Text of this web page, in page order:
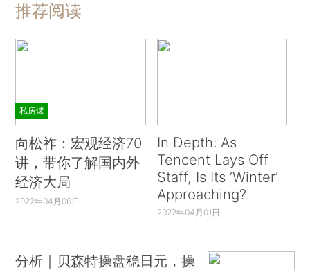
推荐阅读
私房课
向松祚：宏观经济70
讲，带你了解国内外
经济大局
2022年04月06日
In Depth: As
Tencent Lays Off
Staff, Is Its ‘Winter’
Approaching?
2022年04月01日
分析｜贝森特操盘稳日元，操